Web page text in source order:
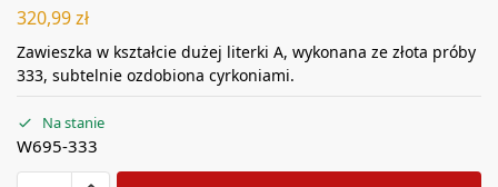
320,99zł
Zawieszka w kształcie dużej literki A, wykonana ze złota próby
333, subtelnie ozdobiona cyrkoniami.
Na stanie
W695-333